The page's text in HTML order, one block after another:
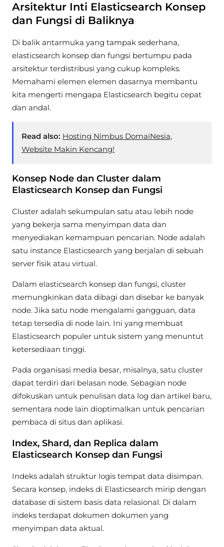
Arsitektur Inti Elasticsearch Konsep
dan Fungsi di Baliknya
Di balik antarmuka yang tampak sederhana,
elasticsearch konsep dan fungsi bertumpu pada
arsitektur terdistribusi yang cukup kompleks.
Memahami elemen elemen dasarnya membantu
kita mengerti mengapa Elasticsearch begitu cepat
dan andal.
Read also: Hosting Nimbus DomaiNesia,
Website Makin Kencang!
Konsep Node dan Cluster dalam
Elasticsearch Konsep dan Fungsi
Cluster adalah sekumpulan satu atau lebih node
yang bekerja sama menyimpan data dan
menyediakan kemampuan pencarian. Node adalah
satu instance Elasticsearch yang berjalan di sebuah
server fisik atau virtual.
Dalam elasticsearch konsep dan fungsi, cluster
memungkinkan data dibagi dan disebar ke banyak
node. Jika satu node mengalami gangguan, data
tetap tersedia di node lain. Ini yang membuat
Elasticsearch populer untuk sistem yang menuntut
ketersediaan tinggi.
Pada organisasi media besar, misalnya, satu cluster
dapat terdiri dari belasan node. Sebagian node
difokuskan untuk penulisan data log dan artikel baru,
sementara node lain dioptimalkan untuk pencarian
pembaca di situs dan aplikasi.
Index, Shard, dan Replica dalam
Elasticsearch Konsep dan Fungsi
Indeks adalah struktur logis tempat data disimpan.
Secara konsep, indeks di Elasticsearch mirip dengan
database di sistem basis data relasional. Di dalam
indeks terdapat dokumen dokumen yang
menyimpan data aktual.